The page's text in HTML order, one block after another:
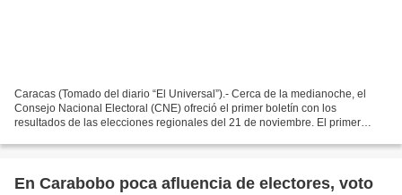
Caracas (Tomado del diario “El Universal”).- Cerca de la medianoche, el
Consejo Nacional Electoral (CNE) ofreció el primer boletín con los
resultados de las elecciones regionales del 21 de noviembre. El primer
En Carabobo poca afluencia de electores, voto